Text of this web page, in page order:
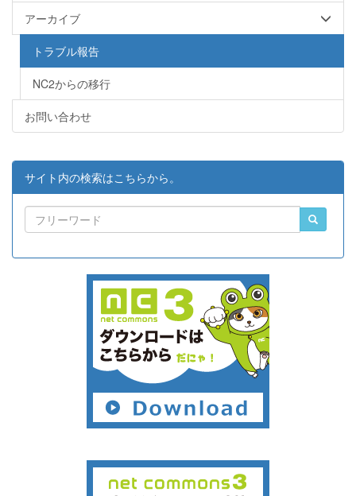
アーカイブ
トラブル報告
NC2からの移行
お問い合わせ
サイト内の検索はこちらから。